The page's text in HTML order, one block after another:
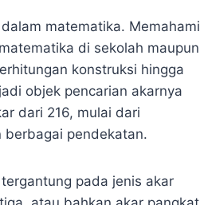
matematika. Memahami
di sekolah maupun
konstruksi hingga
objek pencarian akarnya
dari 216, mulai dari
berbagai pendekatan.
pada jenis akar